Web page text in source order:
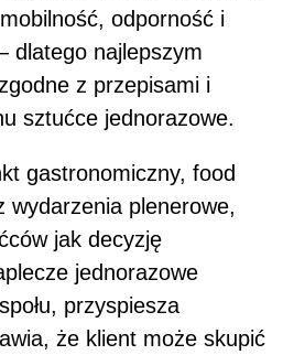
odporność i
dlatego najlepszym
z przepisami i
sztućce jednorazowe.
gastronomiczny, food
wydarzenia plenerowe,
jak decyzję
jednorazowe
przyspiesza
że klient może skupić